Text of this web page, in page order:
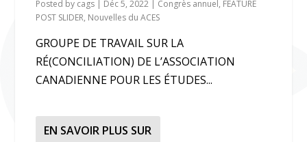
Posted by cags | Déc 5, 2022 | Congrès annuel, FEATURE
POST SLIDER, Nouvelles du ACES
GROUPE DE TRAVAIL SUR LA
RÉ(CONCILIATION) DE L’ASSOCIATION
CANADIENNE POUR LES ÉTUDES...
EN SAVOIR PLUS SUR